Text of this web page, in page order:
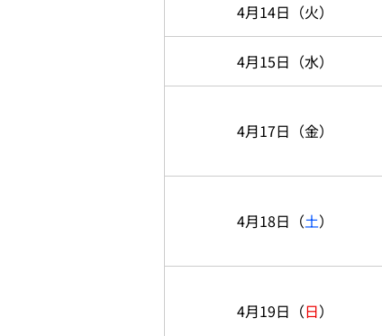
4月14日 （火）
4月15日 （水）
4月17日 （金）
4月18日 （土）
4月19日 （日）